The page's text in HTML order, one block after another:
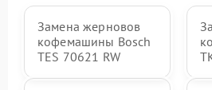
Замена жерновов
кофемашины Bosch
TES 70621 RW